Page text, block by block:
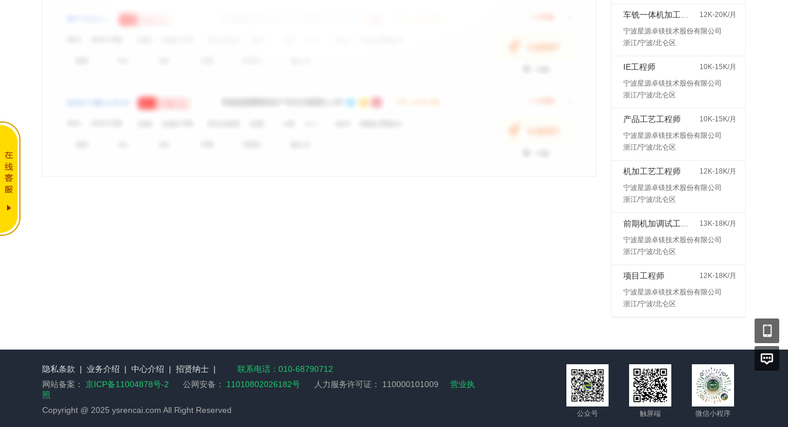
12K-20K/月
宁波星源卓镁技术股份有限公司
浙江/宁波/北仑区
IE工程师
10K-15K/月
宁波星源卓镁技术股份有限公司
浙江/宁波/北仑区
产品工艺工程师
10K-15K/月
宁波星源卓镁技术股份有限公司
浙江/宁波/北仑区
机加工艺工程师
12K-18K/月
宁波星源卓镁技术股份有限公司
浙江/宁波/北仑区
13K-18K/月
宁波星源卓镁技术股份有限公司
浙江/宁波/北仑区
项目工程师
12K-18K/月
宁波星源卓镁技术股份有限公司
浙江/宁波/北仑区
隐私条款 | 业务介绍 | 中心介绍 | 招贤纳士 |
联系电话：010-68790712
网站备案： 京ICP备11004878号-2 公网安备： 11010802026182号 人力服务许可证： 110000101009
营业执
照
Copyright @ 2025 ysrencai.com All Right Reserved
公众号 触屏端 微信小程序